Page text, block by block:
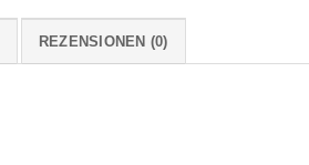
REZENSIONEN (0)